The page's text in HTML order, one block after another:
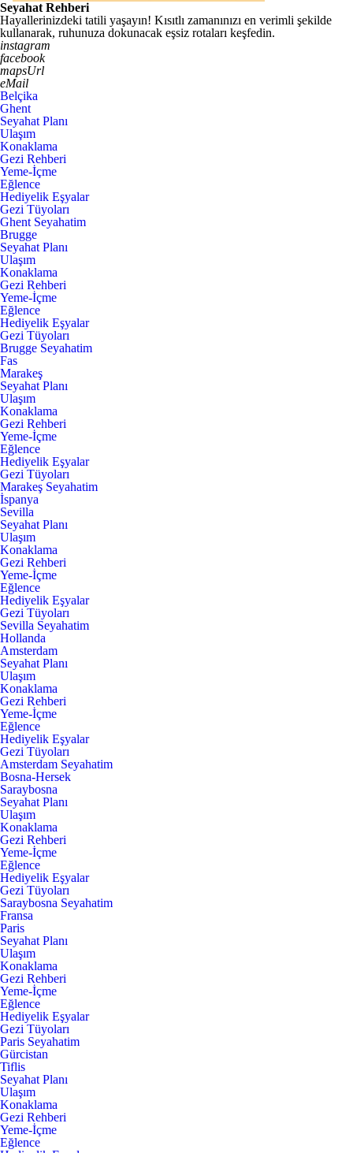
Seyahat Rehberi
Hayallerinizdeki tatili yaşayın! Kısıtlı zamanınızı en verimli şekilde
kullanarak, ruhunuza dokunacak eşsiz rotaları keşfedin.
instagram
facebook
mapsUrl
eMail
Belçika
Ghent
Seyahat Planı
Ulaşım
Konaklama
Gezi Rehberi
Yeme-İçme
Eğlence
Hediyelik Eşyalar
Gezi Tüyoları
Ghent Seyahatim
Brugge
Seyahat Planı
Ulaşım
Konaklama
Gezi Rehberi
Yeme-İçme
Eğlence
Hediyelik Eşyalar
Gezi Tüyoları
Brugge Seyahatim
Fas
Marakeş
Seyahat Planı
Ulaşım
Konaklama
Gezi Rehberi
Yeme-İçme
Eğlence
Hediyelik Eşyalar
Gezi Tüyoları
Marakeş Seyahatim
İspanya
Sevilla
Seyahat Planı
Ulaşım
Konaklama
Gezi Rehberi
Yeme-İçme
Eğlence
Hediyelik Eşyalar
Gezi Tüyoları
Sevilla Seyahatim
Hollanda
Amsterdam
Seyahat Planı
Ulaşım
Konaklama
Gezi Rehberi
Yeme-İçme
Eğlence
Hediyelik Eşyalar
Gezi Tüyoları
Amsterdam Seyahatim
Bosna-Hersek
Saraybosna
Seyahat Planı
Ulaşım
Konaklama
Gezi Rehberi
Yeme-İçme
Eğlence
Hediyelik Eşyalar
Gezi Tüyoları
Saraybosna Seyahatim
Fransa
Paris
Seyahat Planı
Ulaşım
Konaklama
Gezi Rehberi
Yeme-İçme
Eğlence
Hediyelik Eşyalar
Gezi Tüyoları
Paris Seyahatim
Gürcistan
Tiflis
Seyahat Planı
Ulaşım
Konaklama
Gezi Rehberi
Yeme-İçme
Eğlence